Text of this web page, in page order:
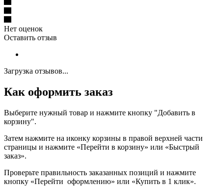
Нет оценок
Оставить отзыв
Загрузка отзывов...
Как оформить заказ
Выберите нужный товар и нажмите кнопку "Добавить в
корзину".
Затем нажмите на иконку корзины в правой верхней части
страницы и нажмите «Перейти в корзину» или «Быстрый
заказ».
Проверьте правильность заказанных позиций и нажмите
кнопку «Перейти оформлению» или «Купить в 1 клик».